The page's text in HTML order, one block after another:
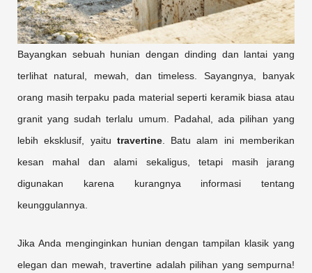
Bayangkan sebuah hunian dengan dinding dan lantai yang
terlihat natural, mewah, dan timeless. Sayangnya, banyak
orang masih terpaku pada material seperti keramik biasa atau
granit yang sudah terlalu umum. Padahal, ada pilihan yang
lebih eksklusif, yaitu travertine. Batu alam ini memberikan
kesan mahal dan alami sekaligus, tetapi masih jarang
digunakan karena kurangnya informasi tentang
keunggulannya.
Jika Anda menginginkan hunian dengan tampilan klasik yang
elegan dan mewah, travertine adalah pilihan yang sempurna!